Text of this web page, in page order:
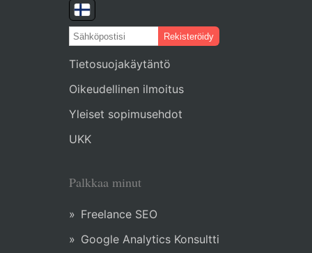
Rekisteröidy
Tietosuojakäytäntö
Oikeudellinen ilmoitus
Yleiset sopimusehdot
UKK
Palkkaa minut
Freelance SEO
Google Analytics Konsultti